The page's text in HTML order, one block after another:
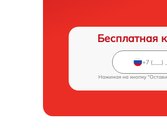
Бесплатная
Нажимая на кнопку